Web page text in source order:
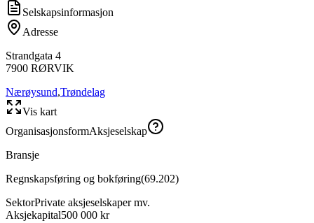
Selskapsinformasjon
Adresse
Strandgata 4
7900 RØRVIK
Nærøysund,Trøndelag
Vis kart
OrganisasjonsformAksjeselskap
Bransje
Regnskapsføring og bokføring(69.202)
SektorPrivate aksjeselskaper mv.
Aksjekapital500 000 kr